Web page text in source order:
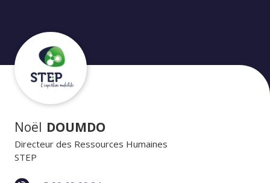
Noël DOUMDO
Directeur des Ressources Humaines
STEP